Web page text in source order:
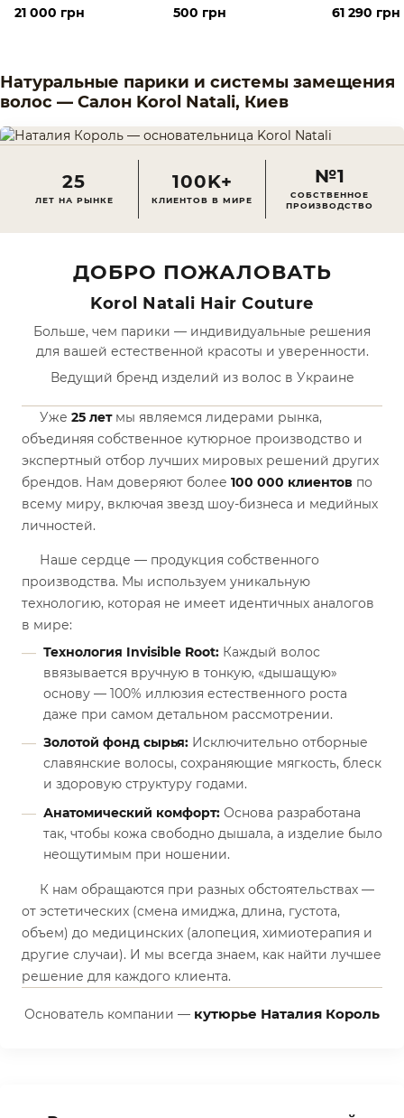
Русые длинные волосы
21 000 грн
спортивном стиле
500 грн
волосы
61 290 грн
Натуральные парики и системы замещения
волос — Салон Korol Natali, Киев
25
ЛЕТ НА РЫНКЕ
100K+
КЛИЕНТОВ В МИРЕ
№1
СОБСТВЕННОЕ
ПРОИЗВОДСТВО
ДОБРО ПОЖАЛОВАТЬ
Korol Natali Hair Couture
Больше, чем парики — индивидуальные решения
для вашей естественной красоты и уверенности.
Ведущий бренд изделий из волос в Украине
Уже 25 летмы являемся лидерами рынка,
объединяя собственное кутюрное производство и
экспертный отбор лучших мировых решений других
брендов. Нам доверяют более 100 000 клиентов по
всему миру, включая звезд шоу-бизнеса и медийных
личностей.
Наше сердце — продукция собственного
производства. Мы используем уникальную
технологию, которая не имеет идентичных аналогов
в мире:
Технология Invisible Root: Каждый волос
ввязывается вручную в тонкую, «дышащую»
основу — 100% иллюзия естественного роста
даже при самом детальном рассмотрении.
Золотой фонд сырья: Исключительно отборные
славянские волосы, сохраняющие мягкость, блеск
и здоровую структуру годами.
Анатомический комфорт: Основа разработана
так, чтобы кожа свободно дышала, а изделие было
неощутимым при ношении.
К нам обращаются при разных обстоятельствах —
от эстетических (смена имиджа, длина, густота,
объем) до медицинских (алопеция, химиотерапия и
другие случаи). И мы всегда знаем, как найти лучшее
решение для каждого клиента.
Основатель компании — кутюрье Наталия Король